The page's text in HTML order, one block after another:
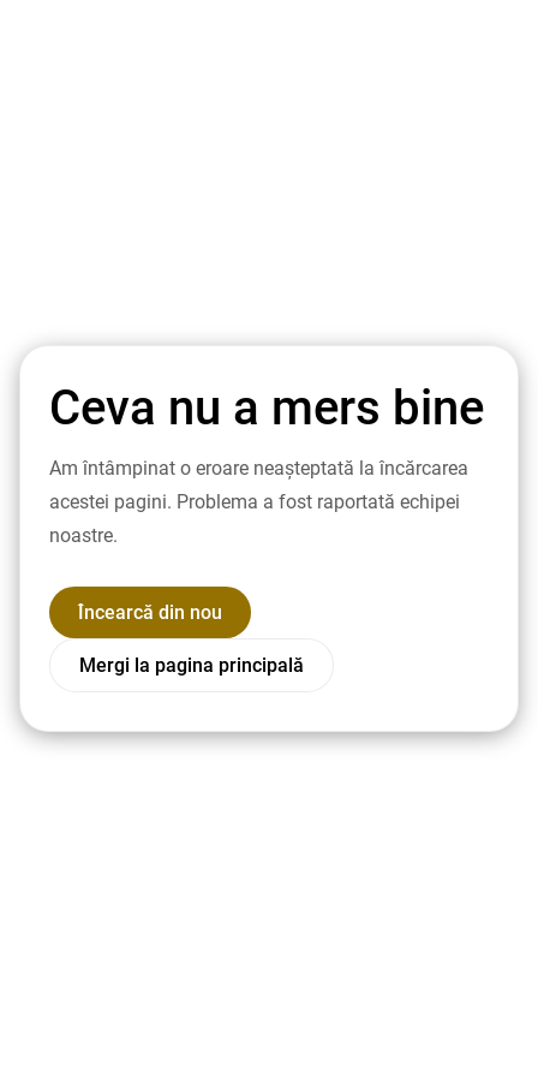
Ceva nu a mers bine
Am întâmpinat o eroare neașteptată la încărcarea
acestei pagini. Problema a fost raportată echipei
noastre.
Încearcă din nou
Mergi la pagina principală